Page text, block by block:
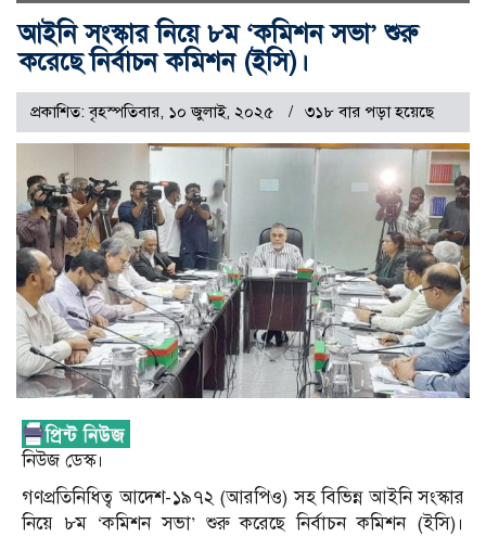
আইনি সংস্কার নিয়ে ৮ম ‘কমিশন সভা’ শুরু
করেছে নির্বাচন কমিশন (ইসি)।
প্রকাশিত: বৃহস্পতিবার, ১০ জুলাই, ২০২৫ ৩১৮ বার পড়া হয়েছে
নিউজ ডেস্ক।
গণপ্রতিনিধিত্ব আদেশ-১৯৭২ (আরপিও) সহ বিভিন্ন আইনি সংস্কার
নিয়ে ৮ম ‘কমিশন সভা’ শুরু করেছে নির্বাচন কমিশন (ইসি)।